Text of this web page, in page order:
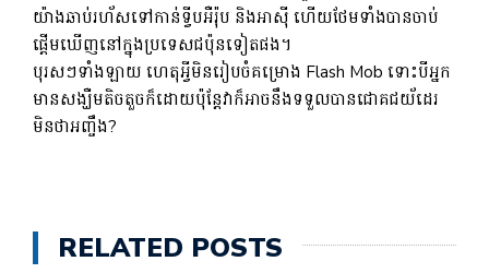
យ៉ាងឆាប់រហ័សទៅកាន់ទ្វីបអឺរ៉ុប និងអាស៊ី ហើយថែមទាំងបានចាប់
ផ្តើមឃើញនៅក្នុងប្រទេសជប៉ុនទៀតផង។
បុរសៗទាំងឡាយ ហេតុអ្វីមិនរៀបចំគម្រោង Flash Mob ទោះបីអ្នក
មានសង្ឃឺមតិចតួចក៏ដោយប៉ុន្តែវាក៏អាចនឹងទទួលបានជោគជយ័ដេរ
មិនថាអញ្ចឹង?
RELATED POSTS